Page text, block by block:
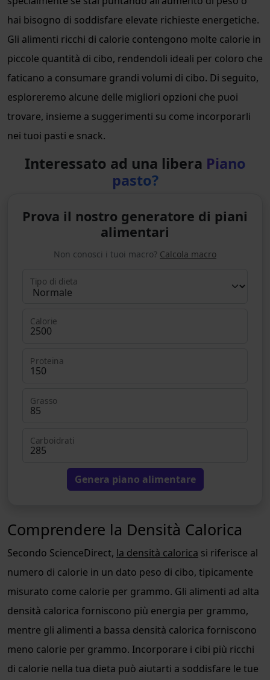
hai bisogno di soddisfare elevate richieste energetiche.
Gli alimenti ricchi di calorie contengono molte calorie in
piccole quantità di cibo, rendendoli ideali per coloro che
faticano a consumare grandi volumi di cibo. Di seguito,
esploreremo alcune delle migliori opzioni che puoi
trovare, insieme a suggerimenti su come incorporarli
nei tuoi pasti e snack.
Interessato ad una libera Piano
pasto?
Prova il nostro generatore di piani
alimentari
Non conosci i tuoi macro? Calcola macro
Tipo di dieta
Calorie
Proteina
Grasso
Carboidrati
Genera piano alimentare
Comprendere la Densità Calorica
Secondo ScienceDirect, la densità calorica si riferisce al
numero di calorie in un dato peso di cibo, tipicamente
misurato come calorie per grammo. Gli alimenti ad alta
densità calorica forniscono più energia per grammo,
mentre gli alimenti a bassa densità calorica forniscono
meno calorie per grammo. Incorporare i cibi più ricchi
di calorie nella tua dieta può aiutarti a soddisfare le tue